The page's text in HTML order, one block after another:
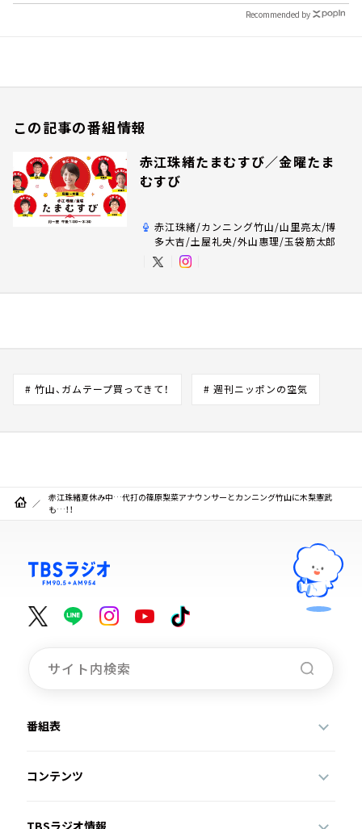
Recommended by
この記事の番組情報
赤江珠緒たまむすび／金曜たま
むすび
赤江珠緒/カンニング竹山/山里亮太/博
多大吉/土屋礼央/外山惠理/玉袋筋太郎
# 竹山、ガムテープ買ってきて！ # 週刊ニッポンの空気
赤江珠緒夏休み中…代打の篠原梨菜アナウンサーとカンニング竹山に木梨憲武
も…！！
番組表
コンテンツ
TBSラジオ情報